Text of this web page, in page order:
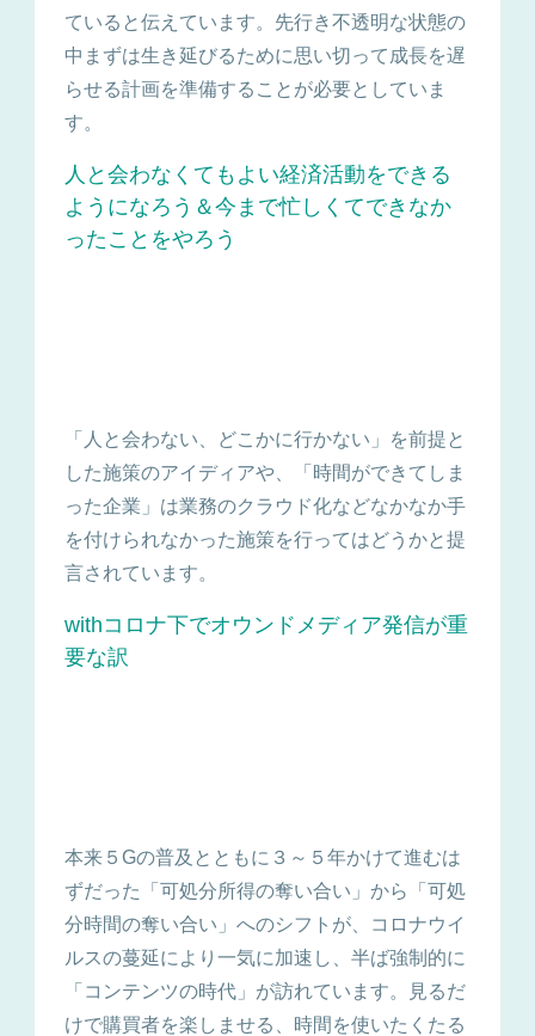
ていると伝えています。先行き不透明な状態の
中まずは生き延びるために思い切って成長を遅
らせる計画を準備することが必要としていま
す。
人と会わなくてもよい経済活動をできる
ようになろう＆今まで忙しくてできなか
ったことをやろう
「人と会わない、どこかに行かない」を前提と
した施策のアイディアや、「時間ができてしま
った企業」は業務のクラウド化などなかなか手
を付けられなかった施策を行ってはどうかと提
言されています。
withコロナ下でオウンドメディア発信が重
要な訳
本来５Gの普及とともに３～５年かけて進むは
ずだった「可処分所得の奪い合い」から「可処
分時間の奪い合い」へのシフトが、コロナウイ
ルスの蔓延により一気に加速し、半ば強制的に
「コンテンツの時代」が訪れています。見るだ
けで購買者を楽しませる、時間を使いたくたる